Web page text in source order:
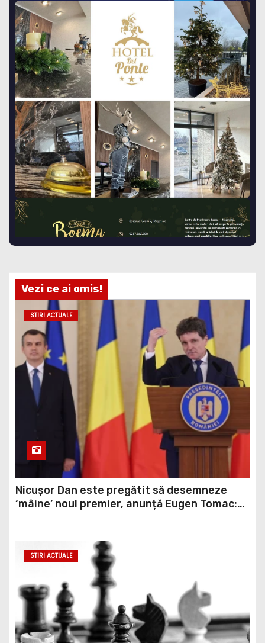
Vezi ce ai omis!
STIRI ACTUALE
Nicușor Dan este pregătit să desemneze
‘mâine’ noul premier, anunță Eugen Tomac:
STIRI ACTUALE